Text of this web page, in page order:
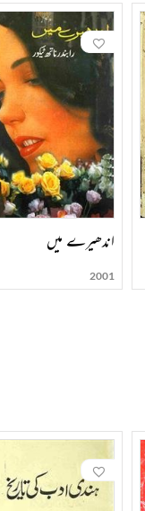
انھوں نے یہ خطاب واپس
اور کئی ڈرامے تحریر
شانتی نکیتن ٹیگور کی
نکیتن کو ایک عالمی علمی مرکز بنا دیا۔
اندھیرے میں
2001